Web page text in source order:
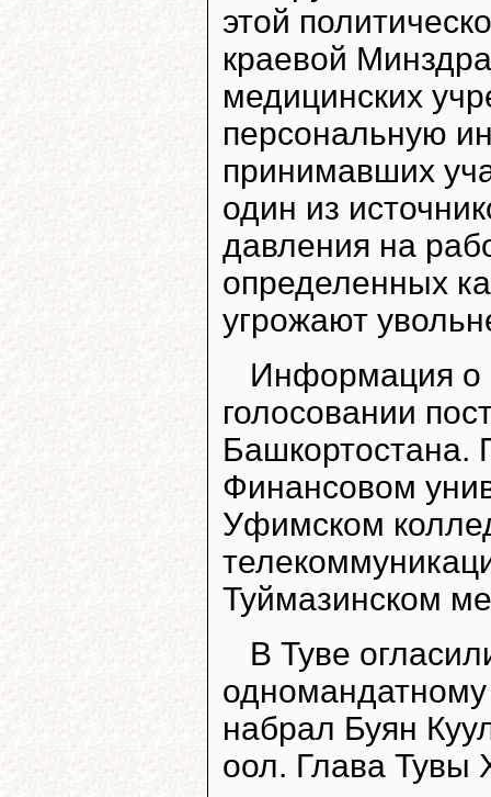
этой
краевой
медицинских
персональную
принимавших
один из
давления на
определенных
угрожают
Информация о
голосовании
Башкортостана.
Финансовом
Уфимском
Туймазинском
В Туве
одномандатному
набрал Буян
оол. Глава Тувы